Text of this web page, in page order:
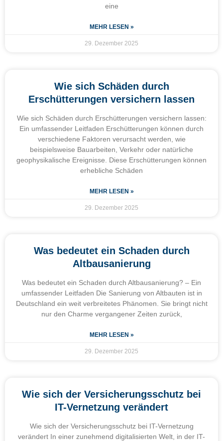
eine
MEHR LESEN »
29. Dezember 2025
Wie sich Schäden durch
Erschütterungen versichern lassen
Wie sich Schäden durch Erschütterungen versichern lassen:
Ein umfassender Leitfaden Erschütterungen können durch
verschiedene Faktoren verursacht werden, wie
beispielsweise Bauarbeiten, Verkehr oder natürliche
geophysikalische Ereignisse. Diese Erschütterungen können
erhebliche Schäden
MEHR LESEN »
29. Dezember 2025
Was bedeutet ein Schaden durch
Altbausanierung
Was bedeutet ein Schaden durch Altbausanierung? – Ein
umfassender Leitfaden Die Sanierung von Altbauten ist in
Deutschland ein weit verbreitetes Phänomen. Sie bringt nicht
nur den Charme vergangener Zeiten zurück,
MEHR LESEN »
29. Dezember 2025
Wie sich der Versicherungsschutz bei
IT-Vernetzung verändert
Wie sich der Versicherungsschutz bei IT-Vernetzung
verändert In einer zunehmend digitalisierten Welt, in der IT-